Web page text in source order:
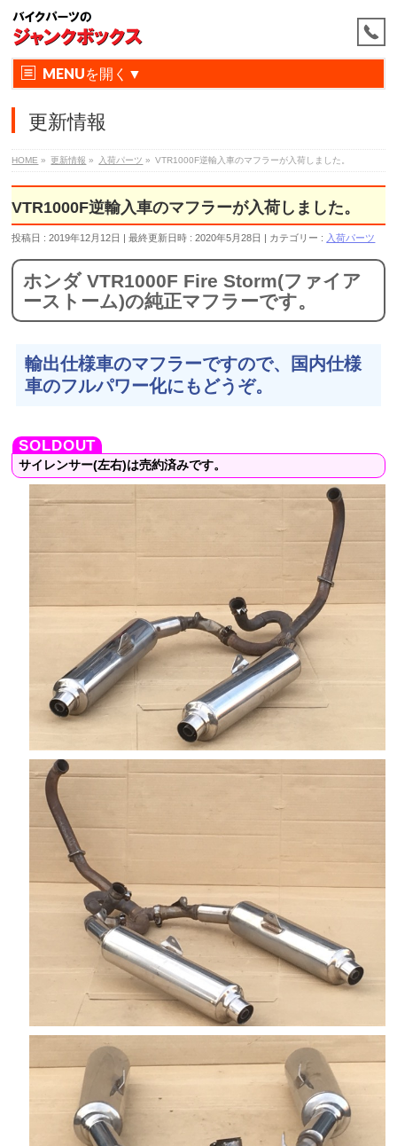
MENU
更新情報
HOME » 更新情報 » 入荷パーツ » VTR1000F逆輸入車のマフラーが入荷しました。
VTR1000F逆輸入車のマフラーが入荷しました。
投稿日 : 2019年12月12日 最終更新日時 : 2020年5月28日 カテゴリー : 入荷パーツ
ホンダ VTR1000F Fire Storm(ファイア
ーストーム)の純正マフラーです。
輸出仕様車のマフラーですので、国内仕様
車のフルパワー化にもどうぞ。
サイレンサー(左右)は売約済みです。